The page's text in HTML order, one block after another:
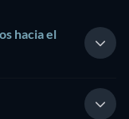
hacia el